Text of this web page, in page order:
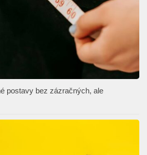
postavy bez zázračných, ale